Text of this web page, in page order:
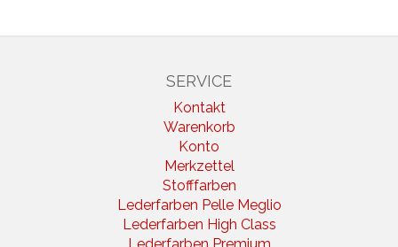
SERVICE
Kontakt
Warenkorb
Konto
Merkzettel
Stofffarben
Lederfarben Pelle Meglio
Lederfarben High Class